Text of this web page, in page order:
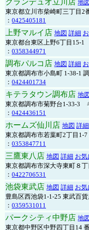
グランデュオ立川店 地図
東京都立川市柴崎町三丁目2
： 0425405181
上野マルイ店 地図 詳細
東京都台東区上野6丁目15-
： 0358344971
調布パルコ店 地図 詳細
東京都調布市小島町 1-38-1
： 0424401734
キテラタウン調布店 地図
東京都調布市菊野台1-33-3
： 0424436151
ホームズ仙川店 地図 詳細
東京都調布市若葉町2丁目1-
： 0353847711
三鷹東八店 地図 詳細 お
東京都調布市深大寺東町８丁
： 0422706531
池袋東武店 地図 詳細 お
豊島区西池袋1-1-25 東武
： 0359531011
パークシティ中野店 地図
東京都中野区中野四丁目14